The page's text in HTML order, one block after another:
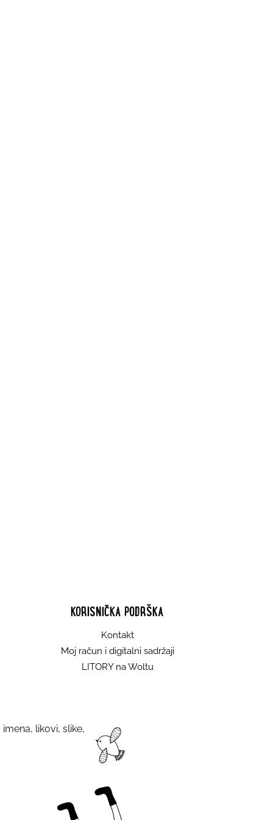
KORISNIČKA PODRŠKA
Kontakt
Moj račun i digitalni sadržaji
LITORY na Woltu
likovi, slike,